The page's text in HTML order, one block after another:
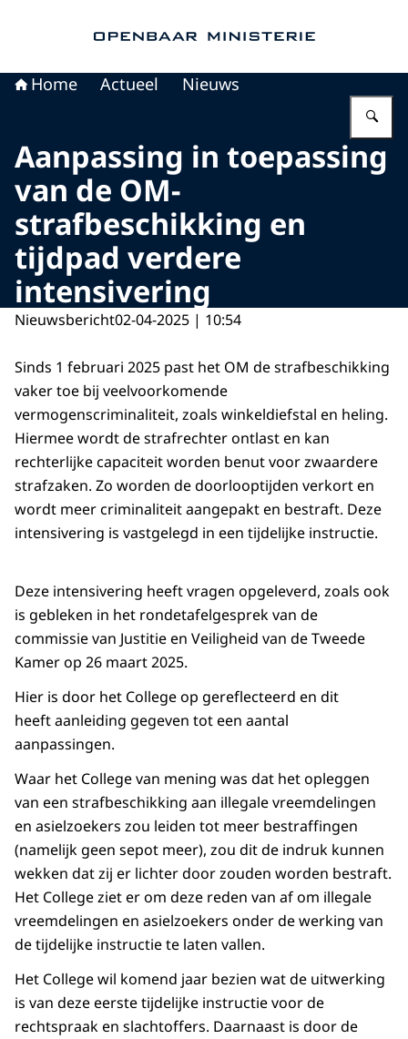
Home Actueel Nieuws
Aanpassing in toepassing
van de OM-
strafbeschikking en
tijdpad verdere
intensivering
Nieuwsbericht02-04-2025 | 10:54
Sinds 1 februari 2025 past het OM de strafbeschikking
vaker toe bij veelvoorkomende
vermogenscriminaliteit, zoals winkeldiefstal en heling.
Hiermee wordt de strafrechter ontlast en kan
rechterlijke capaciteit worden benut voor zwaardere
strafzaken. Zo worden de doorlooptijden verkort en
wordt meer criminaliteit aangepakt en bestraft. Deze
intensivering is vastgelegd in een tijdelijke instructie.
Deze intensivering heeft vragen opgeleverd, zoals ook
is gebleken in het rondetafelgesprek van de
commissie van Justitie en Veiligheid van de Tweede
Kamer op 26 maart 2025.
Hier is door het College op gereflecteerd en dit
heeft aanleiding gegeven tot een aantal
aanpassingen.
Waar het College van mening was dat het opleggen
van een strafbeschikking aan illegale vreemdelingen
en asielzoekers zou leiden tot meer bestraffingen
(namelijk geen sepot meer), zou dit de indruk kunnen
wekken dat zij er lichter door zouden worden bestraft.
Het College ziet er om deze reden van af om illegale
vreemdelingen en asielzoekers onder de werking van
de tijdelijke instructie te laten vallen.
Het College wil komend jaar bezien wat de uitwerking
is van deze eerste tijdelijke instructie voor de
rechtspraak en slachtoffers. Daarnaast is door de